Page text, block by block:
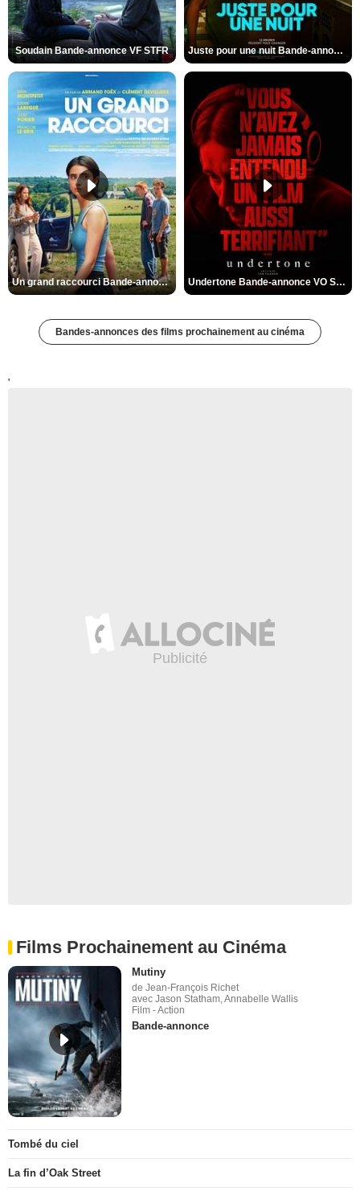
Soudain Bande-annonce VF STFR Juste pour une nuit Bande-annonce VO STFR
Un grand raccourci Bande-annonce VF Undertone Bande-annonce VO STFR
Bandes-annonces des films prochainement au cinéma
'
Films Prochainement au Cinéma
Mutiny
de Jean-François Richet
avec Jason Statham, Annabelle Wallis
Film - Action
Bande-annonce
Tombé du ciel
La fin d’Oak Street